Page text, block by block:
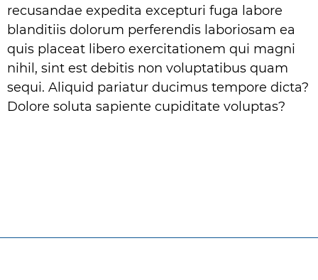
recusandae expedita excepturi fuga labore
blanditiis dolorum perferendis laboriosam ea
quis placeat libero exercitationem qui magni
nihil, sint est debitis non voluptatibus quam
sequi. Aliquid pariatur ducimus tempore dicta?
Dolore soluta sapiente cupiditate voluptas?